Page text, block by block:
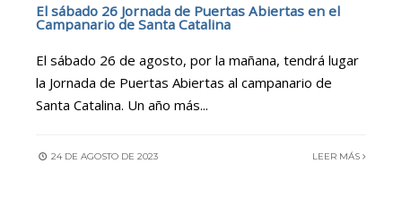
El sábado 26 Jornada de Puertas Abiertas en el
Campanario de Santa Catalina
El sábado 26 de agosto, por la mañana, tendrá lugar
la Jornada de Puertas Abiertas al campanario de
Santa Catalina. Un año más...
24 DE AGOSTO DE 2023 LEER MÁS